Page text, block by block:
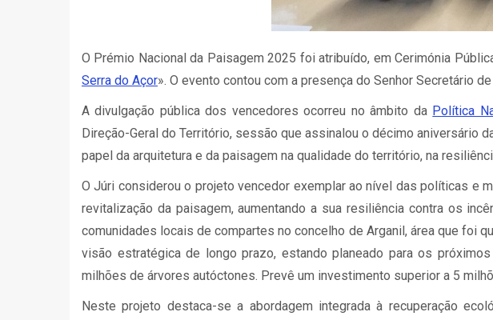
O Prémio Nacional da Paisagem 2025 foi atribuído, em Cerimónia
Serra do Açor». O evento contou com a presença do Senhor Secretário
A divulgação pública dos vencedores ocorreu no âmbito da Política
Direção-Geral do Território, sessão que assinalou o décimo aniversário
papel da arquitetura e da paisagem na qualidade do território, na
O Júri considerou o projeto vencedor exemplar ao nível das políticas e
revitalização da paisagem, aumentando a sua resiliência contra os
comunidades locais de compartes no concelho de Arganil, área que foi
visão estratégica de longo prazo, estando planeado para os
milhões de árvores autóctones. Prevê um investimento superior a 5
Neste projeto destaca-se a abordagem integrada à recuperação